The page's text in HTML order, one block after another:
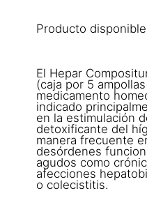
Producto
El Hepar
(caja por 5
medicamento
indicado
en la estimulación
detoxificante del
manera frecuente
desórdenes
agudos como
afecciones
o colecistitis.